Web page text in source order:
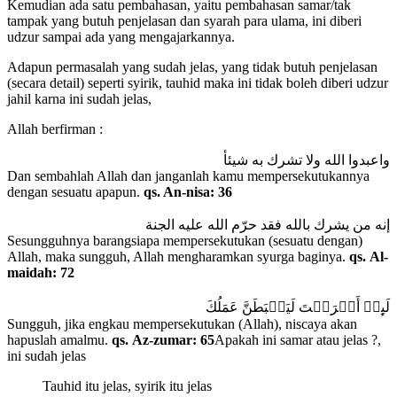
Kemudian ada satu pembahasan, yaitu pembahasan samar/tak
tampak yang butuh penjelasan dan syarah para ulama, ini diberi
udzur sampai ada yang mengajarkannya.
Adapun permasalah yang sudah jelas, yang tidak butuh penjelasan
(secara detail) seperti syirik, tauhid maka ini tidak boleh diberi udzur
jahil karna ini sudah jelas,
Allah berfirman :
واعبدوا الله ولا تشرك به شيئأ
Dan sembahlah Allah dan janganlah kamu mempersekutukannya
dengan sesuatu apapun. qs. An-nisa: 36
إنه من يشرك بالله فقد حرّم الله عليه الجنة
Sesungguhnya barangsiapa mempersekutukan (sesuatu dengan)
Allah, maka sungguh, Allah mengharamkan syurga baginya. qs. Al-
maidah: 72
لَٮِٕنۡ أَشۡرَكۡتَ لَيَحۡبَطَنَّ عَمَلُكَ
Sungguh, jika engkau mempersekutukan (Allah), niscaya akan
hapuslah amalmu. qs. Az-zumar: 65Apakah ini samar atau jelas ?,
ini sudah jelas
Tauhid itu jelas, syirik itu jelas